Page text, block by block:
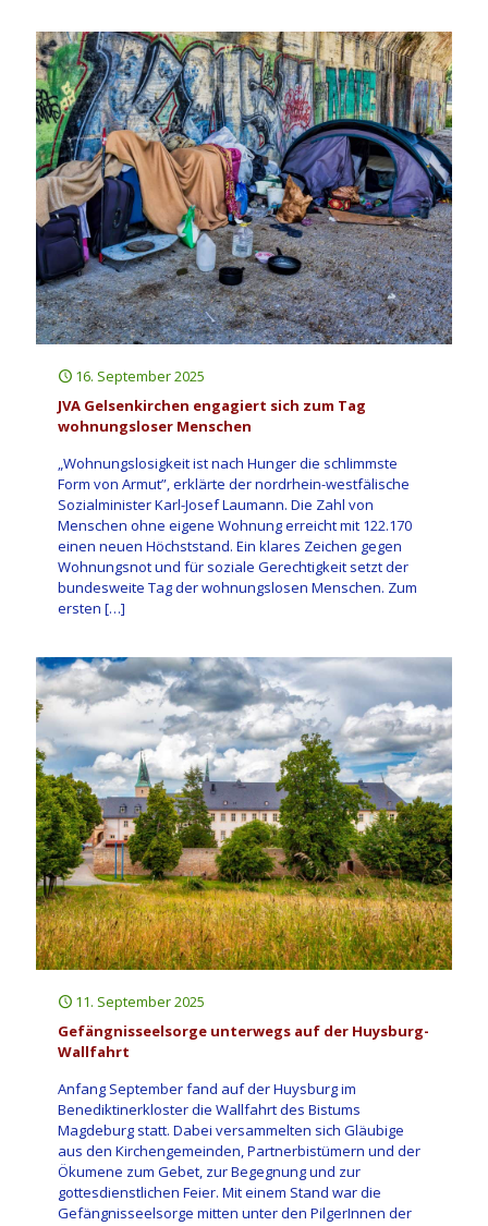
16. September 2025
JVA Gelsenkirchen engagiert sich zum Tag
wohnungsloser Menschen
„Wohnungslosigkeit ist nach Hunger die schlimmste
Form von Armut”, erklärte der nordrhein-westfälische
Sozialminister Karl-Josef Laumann. Die Zahl von
Menschen ohne eigene Wohnung erreicht mit 122.170
einen neuen Höchststand. Ein klares Zeichen gegen
Wohnungsnot und für soziale Gerechtigkeit setzt der
bundesweite Tag der wohnungslosen Menschen. Zum
ersten […]
11. September 2025
Gefängnisseelsorge unterwegs auf der Huysburg-
Wallfahrt
Anfang September fand auf der Huysburg im
Benediktinerkloster die Wallfahrt des Bistums
Magdeburg statt. Dabei versammelten sich Gläubige
aus den Kirchengemeinden, Partnerbistümern und der
Ökumene zum Gebet, zur Begegnung und zur
gottesdienstlichen Feier. Mit einem Stand war die
Gefängnisseelsorge mitten unter den PilgerInnen der